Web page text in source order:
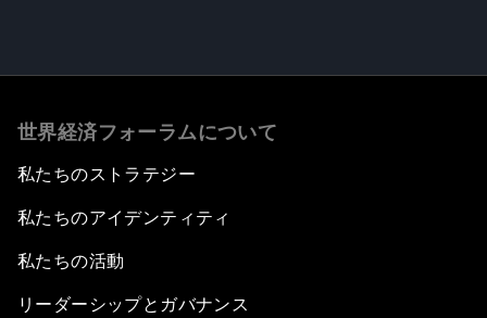
世界経済フォーラムについて
私たちのストラテジー
私たちのアイデンティティ
私たちの活動
リーダーシップとガバナンス